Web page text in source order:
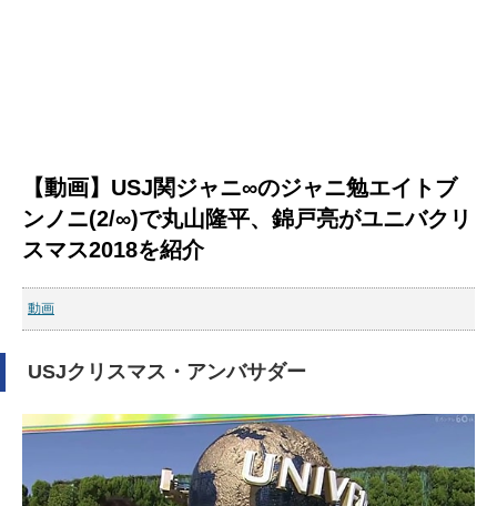
【動画】USJ関ジャニ∞のジャニ勉エイトブ
ンノニ(2/∞)で丸山隆平、錦戸亮がユニバクリ
スマス2018を紹介
動画
USJクリスマス・アンバサダー